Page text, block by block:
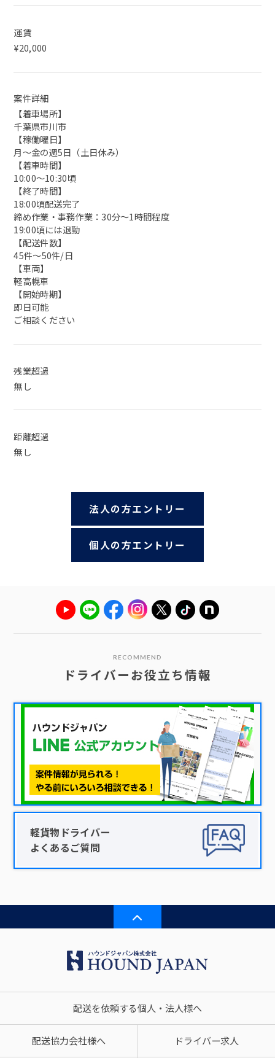
運賃
¥20,000
案件詳細
【着車場所】
千葉県市川市
【稼働曜日】
月～金の週5日（土日休み）
【着車時間】
10:00〜10:30頃
【終了時間】
18:00頃配送完了
締め作業・事務作業：30分～1時間程度
19:00頃には退勤
【配送件数】
45件〜50件/日
【車両】
軽高幌車
【開始時期】
即日可能
ご相談ください
残業超過
無し
距離超過
無し
法人の方エントリー
個人の方エントリー
RECOMMEND
ドライバーお役立ち情報
軽貨物ドライバー
よくあるご質問
配送を依頼する個人・法人様へ
配送協力会社様へ ドライバー求人